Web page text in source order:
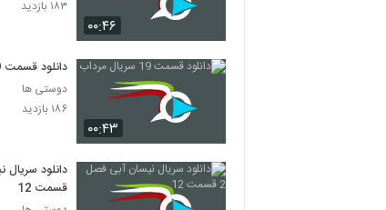
۰۰:۴۶
۱۸۳ بازدید
۰۰:۴۳
دانلود قسمت 19 سریال مرداب
دوستی ها
۱۸۶ بازدید
قسمت 12